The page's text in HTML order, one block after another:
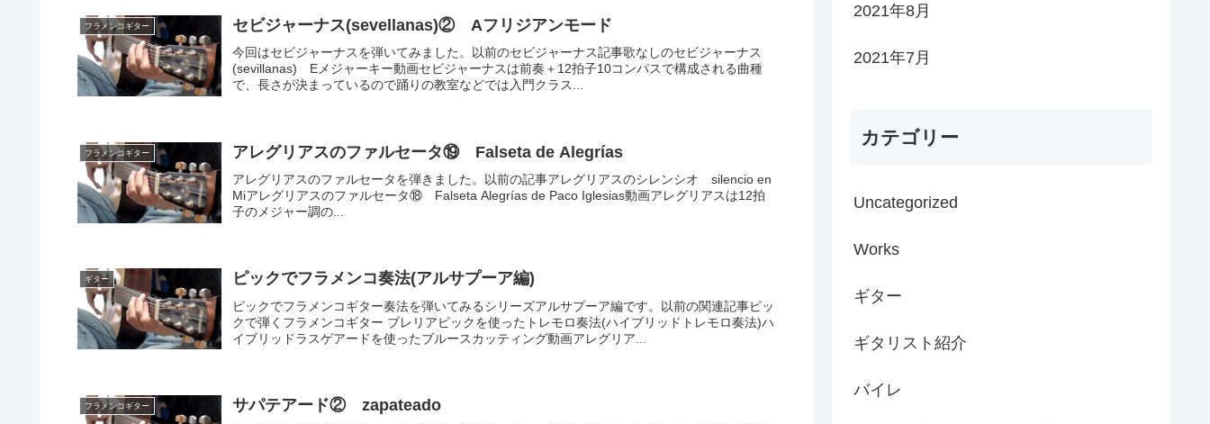
フラメンコギター セビジャーナス(sevellanas)② Aフリジアンモード
今回はセビジャーナスを弾いてみました。以前のセビジャーナス記事歌なしのセビジャーナス
(sevillanas) Eメジャーキー動画セビジャーナスは前奏＋12拍子10コンパスで構成される曲種
で、長さが決まっているので踊りの教室などでは入門クラス...
フラメンコギター アレグリアスのファルセータ⑲ Falseta de Alegrías
アレグリアスのファルセータを弾きました。以前の記事アレグリアスのシレンシオ silencio en
Miアレグリアスのファルセータ⑱ Falseta Alegrías de Paco Iglesias動画アレグリアスは12拍
子のメジャー調の...
ギター ピックでフラメンコ奏法(アルサプーア編)
ピックでフラメンコギター奏法を弾いてみるシリーズアルサプーア編です。以前の関連記事ピッ
クで弾くフラメンコギター ブレリアピックを使ったトレモロ奏法(ハイブリッドトレモロ奏法)ハ
イブリッドラスゲアードを使ったブルースカッティング動画アレグリア...
フラメンコギター サパテアード② zapateado
2021年8月
2021年7月
カテゴリー
Uncategorized
Works
ギター
ギタリスト紹介
バイレ